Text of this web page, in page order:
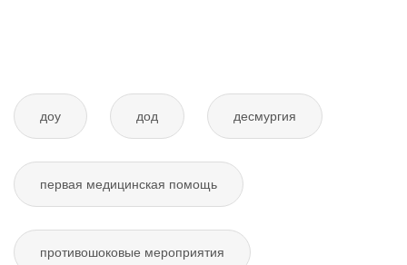
доу дод десмургия
первая медицинская помощь
противошоковые мероприятия